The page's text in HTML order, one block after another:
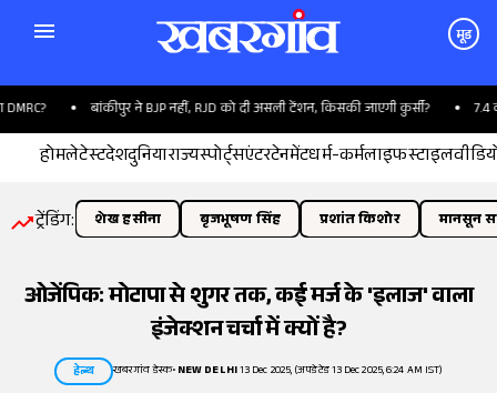
मूड
बांकीपुर ने BJP नहीं, RJD को दी असली टेंशन, किसकी जाएगी कुर्सी? 7.4 की
होमलेटेस्टदेशदुनियाराज्यस्पोर्ट्सएंटरटेनमेंटधर्म-कर्मलाइफस्टाइल
ट्रेंडिंग: शेख हसीना बृजभूषण सिंह प्रशांत किशोर मानसून
ओजेंपिक: मोटापा से शुगर तक, कई मर्ज के 'इलाज' वाला
इंजेक्शन चर्चा में क्यों है?
हेल्थ खबरगांव डेस्क•NEW DELHI13 Dec 2025, (अपडेटेड 13 Dec 2025, 6:24 AM IST)